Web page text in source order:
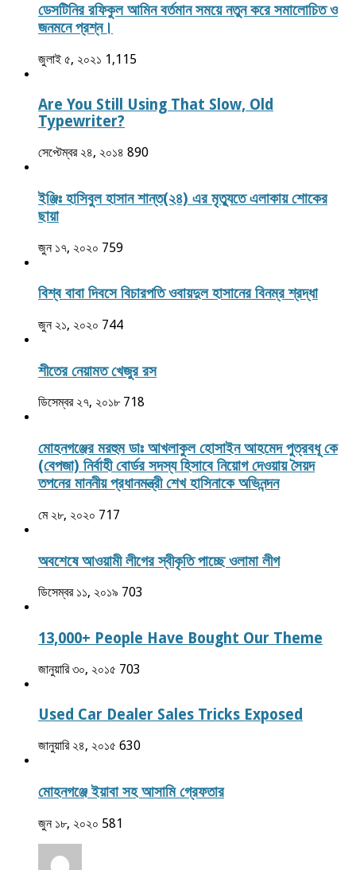
ডেসটিনির রফিকুল আমিন বর্তমান সময়ে নতুন করে সমালোচিত ও
জনমনে প্রশ্ন।
জুলাই ৫, ২০২১ 1,115
Are You Still Using That Slow, Old
Typewriter?
সেপ্টেম্বর ২৪, ২০১৪ 890
ইঞ্জিঃ হাসিবুল হাসান শান্ত(২৪) এর মৃত্যুতে এলাকায় শোকের
ছায়া
জুন ১৭, ২০২০ 759
বিশ্ব বাবা দিবসে বিচারপতি ওবায়দুল হাসানের বিনম্র শ্রদ্ধা
জুন ২১, ২০২০ 744
শীতের নেয়ামত খেজুর রস
ডিসেম্বর ২৭, ২০১৮ 718
মোহনগঞ্জের মরহুম ডাঃ আখলাকুল হোসাইন আহমেদ পুত্রবধূ কে
(বেপজা) নির্বাহী বোর্ডর সদস্য হিসাবে নিয়োগ দেওয়ায় সৈয়দ
তপনের মাননীয় প্রধানমন্ত্রী শেখ হাসিনাকে অভিনন্দন
মে ২৮, ২০২০ 717
অবশেষে আওয়ামী লীগের স্বীকৃতি পাচ্ছে ওলামা লীগ
ডিসেম্বর ১১, ২০১৯ 703
13,000+ People Have Bought Our Theme
জানুয়ারি ৩০, ২০১৫ 703
Used Car Dealer Sales Tricks Exposed
জানুয়ারি ২৪, ২০১৫ 630
মোহনগঞ্জে ইয়াবা সহ আসামি গ্রেফতার
জুন ১৮, ২০২০ 581